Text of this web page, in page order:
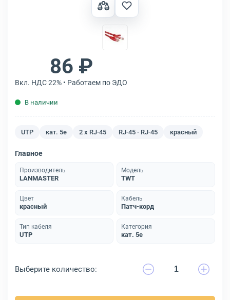
86 ₽
Вкл. НДС 22% • Работаем по ЭДО
В наличии
UTP кат. 5e 2 x RJ-45 RJ-45 - RJ-45 красный
Главное
Производитель
LANMASTER
Модель
TWT
Цвет
красный
Кабель
Патч-корд
Тип кабеля
UTP
Категория
кат. 5e
Выберите количество: